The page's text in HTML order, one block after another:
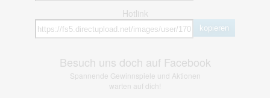
Hotlink
kopieren
Besuch uns doch auf Facebook
Spannende Gewinnspiele und Aktionen
warten auf dich!